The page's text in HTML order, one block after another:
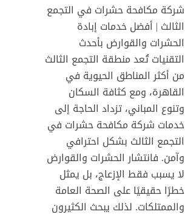
شركة مكافحة حشرات في التجمع
الثالث | أفضل خدمات إبادة
الحشرات والقوارض بأحدث
التقنيات تُعد منطقة التجمع الثالث
من أكثر المناطق الحيوية في
القاهرة، ومع كثافة السكان
وتنوع المباني، تزداد الحاجة إلى
خدمات شركة مكافحة حشرات في
التجمع الثالث بشكل احترافي
وآمن. فانتشار الحشرات والقوارض
لا يسبب فقط الإزعاج، بل يمثل
خطرًا حقيقيًا على الصحة العامة
والممتلكات. لذلك يبحث الكثيرون